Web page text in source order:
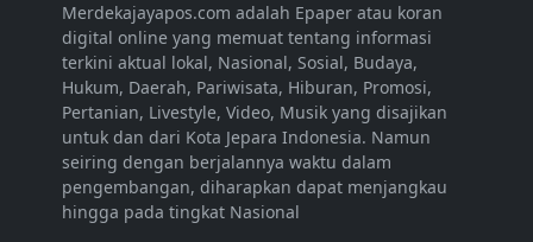
Merdekajayapos.com adalah Epaper atau koran
digital online yang memuat tentang informasi
terkini aktual lokal, Nasional, Sosial, Budaya,
Hukum, Daerah, Pariwisata, Hiburan, Promosi,
Pertanian, Livestyle, Video, Musik yang disajikan
untuk dan dari Kota Jepara Indonesia. Namun
seiring dengan berjalannya waktu dalam
pengembangan, diharapkan dapat menjangkau
hingga pada tingkat Nasional